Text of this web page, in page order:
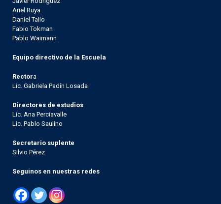
Ariel Ruya
Daniel Talio
Fabio Tokman
Pablo Waimann
Equipo directivo de la Escuela
Rectora
Lic. Gabriela Padín Losada
Directores de estudios
Lic. Ana Perciavalle
Lic. Pablo Saulino
Secretario suplente
Silvio Pérez
Seguinos en nuestras redes